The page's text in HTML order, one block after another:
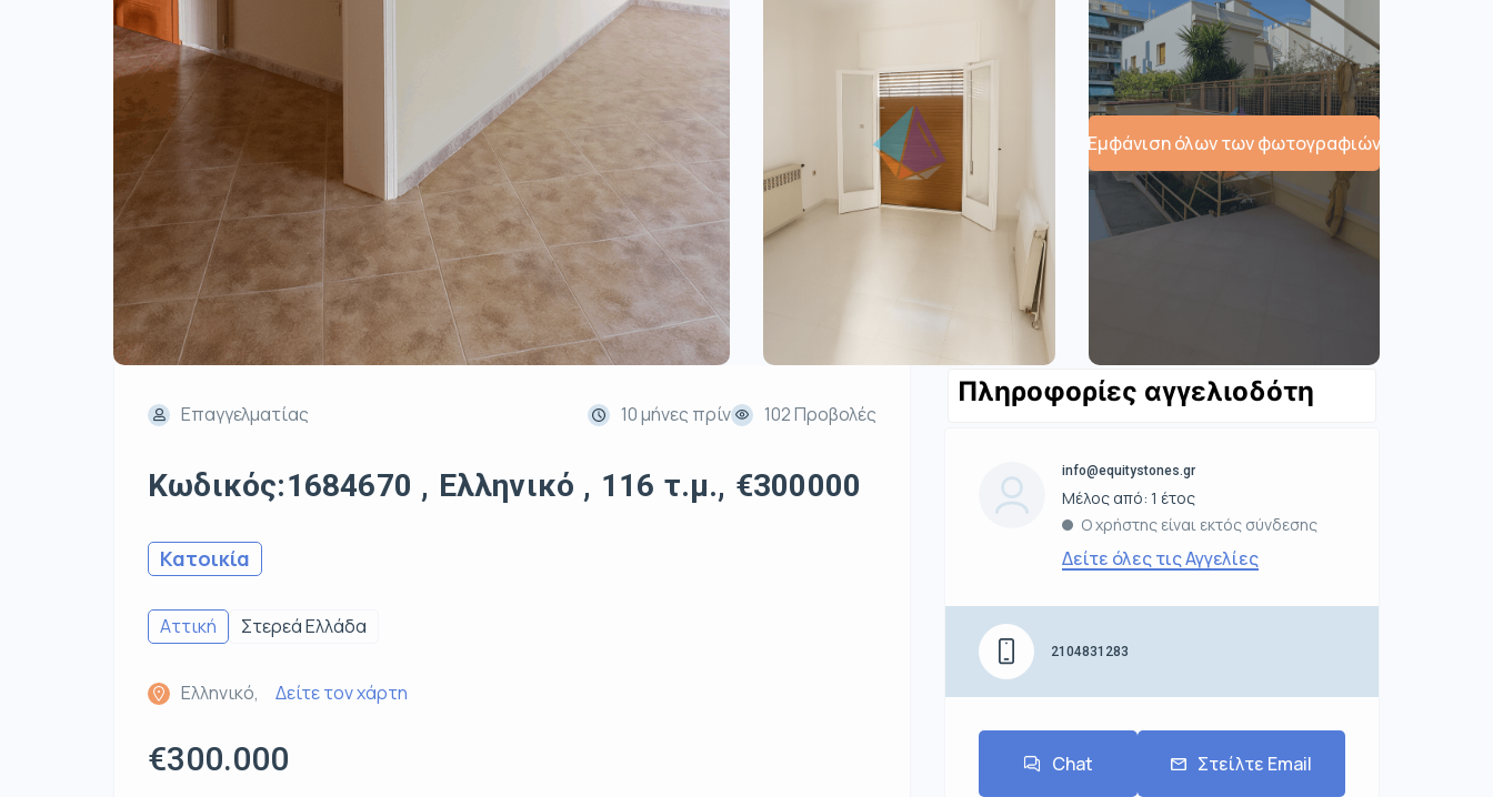
Εμφάνιση όλων των φωτογραφιών
Επαγγελματίας 10 μήνες πρίν 102 Προβολές
Κωδικός:1684670 , Ελληνικό , 116 τ.μ., €300000
Κατοικία
Αττική Στερεά Ελλάδα
Ελληνικό, Δείτε τον χάρτη
€300.000
Πληροφορίες αγγελιοδότη
info@equitystones.gr
Μέλος από: 1 έτος
Ο χρήστης είναι εκτός σύνδεσης
Δείτε όλες τις Αγγελίες
2104831283
Chat Στείλτε Email